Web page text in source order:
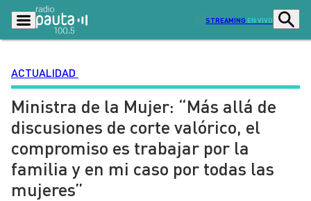
STREAMING EN VIVO
Podcasts Programas
Lo Último Actualidad
Ciudad
Radio en vivo
ACTUALIDAD
Ministra de la Mujer: “Más allá de
discusiones de corte valórico, el
compromiso es trabajar por la
familia y en mi caso por todas las
mujeres”